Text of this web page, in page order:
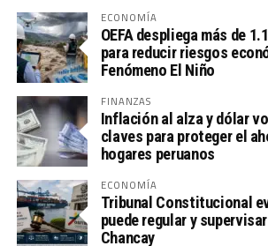
ECONOMÍA
OEFA despliega más de
para reducir riesgos
Fenómeno El Niño
FINANZAS
Inflación al alza y dólar
claves para proteger el
hogares peruanos
ECONOMÍA
Tribunal Constitucional
puede regular y
Chancay